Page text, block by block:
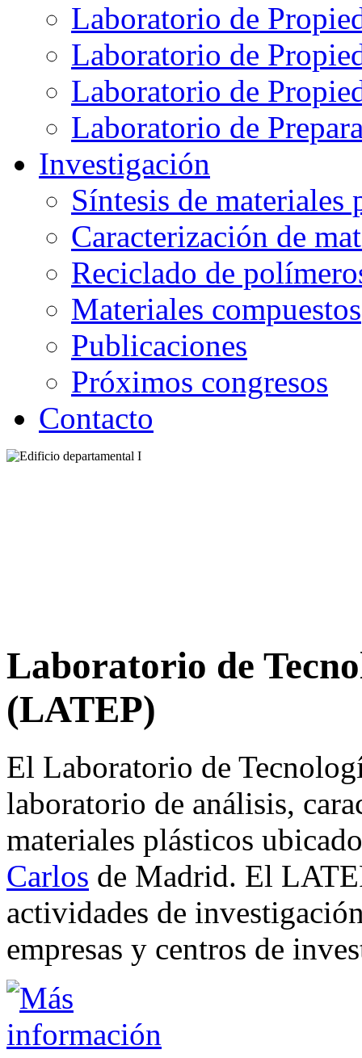
Laboratorio de
Laboratorio de
Laboratorio de
Laboratorio de
Investigación
Síntesis de materiales
Caracterización de
Reciclado de
Materiales compuestos
Publicaciones
Próximos congresos
Contacto
Laboratorio de
(LATEP)
El Laboratorio de
laboratorio de análisis,
materiales plásticos
Carlos de Madrid. El
actividades de
empresas y centros de